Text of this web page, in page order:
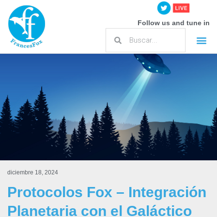
Follow us and tune in
diciembre 18, 2024
Protocolos Fox – Integración
Planetaria con el Galáctico